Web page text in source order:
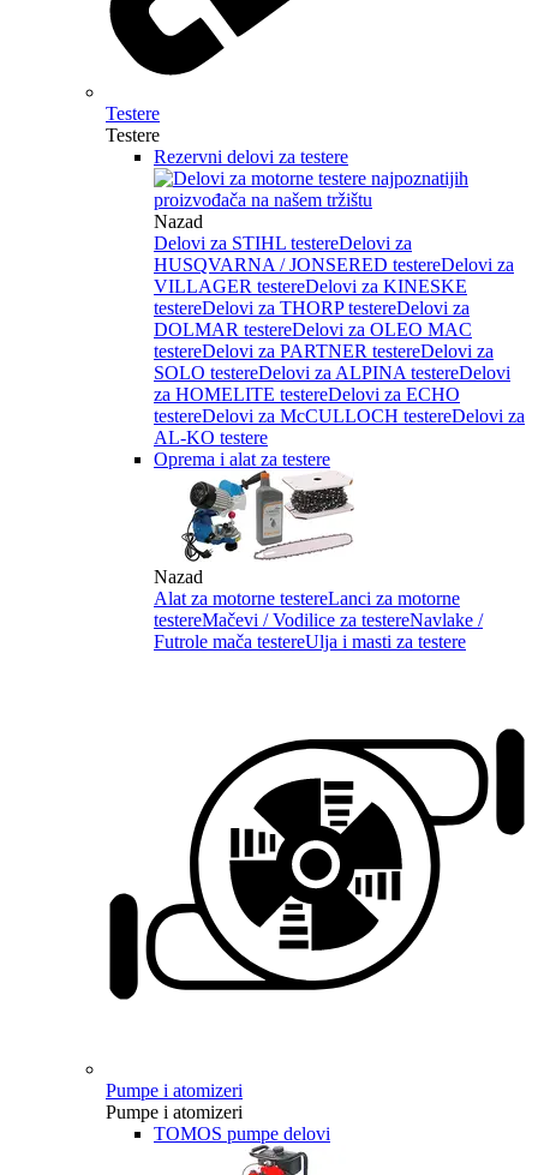
Testere
Testere
Rezervni delovi za testere
Nazad
Delovi za STIHL testereDelovi za
HUSQVARNA / JONSERED testereDelovi za
VILLAGER testereDelovi za KINESKE
testereDelovi za THORP testereDelovi za
DOLMAR testereDelovi za OLEO MAC
testereDelovi za PARTNER testereDelovi za
SOLO testereDelovi za ALPINA testereDelovi
za HOMELITE testereDelovi za ECHO
testereDelovi za McCULLOCH testereDelovi za
AL-KO testere
Oprema i alat za testere
Nazad
Alat za motorne testereLanci za motorne
testereMačevi / Vodilice za testereNavlake /
Futrole mača testereUlja i masti za testere
Pumpe i atomizeri
Pumpe i atomizeri
TOMOS pumpe delovi